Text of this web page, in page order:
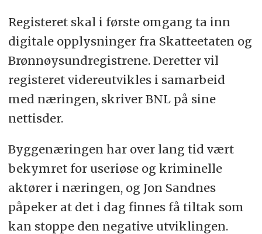
Registeret skal i første omgang ta inn
digitale opplysninger fra Skatteetaten og
Brønnøysundregistrene. Deretter vil
registeret videreutvikles i samarbeid
med næringen, skriver BNL på sine
nettisder.
Byggenæringen har over lang tid vært
bekymret for useriøse og kriminelle
aktører i næringen, og Jon Sandnes
påpeker at det i dag finnes få tiltak som
kan stoppe den negative utviklingen.